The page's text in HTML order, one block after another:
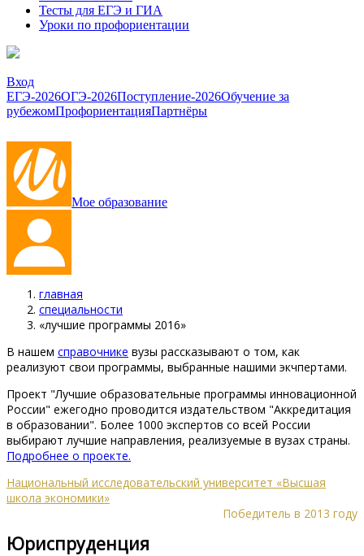
Тесты для ЕГЭ и ГИА
Уроки по профориентации
Вход
ЕГЭ-2026ОГЭ-2026Поступление-2026Обучение за
рубежомПрофориентацияПартнёры
Мое образование
главная
специальности
«лучшие программы 2016»
В нашем справочнике вузы рассказывают о том, как
реализуют свои программы, выбранные нашими экчпертами.
Проект "Лучшие образовательные программы инновационной
России" ежегодно проводится издательством "Аккредитация
в образовании". Более 1000 экспертов со всей России
выбирают лучшие направления, реализуемые в вузах страны.
Подробнее о проекте.
Национальный исследовательский университет «Высшая
школа экономики»
Победитель в 2013 году
Юриспруденция